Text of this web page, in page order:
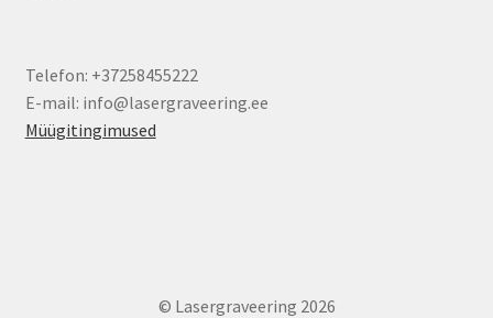
Telefon: +37258455222
E-mail: info@lasergraveering.ee
Müügitingimused
© Lasergraveering 2026